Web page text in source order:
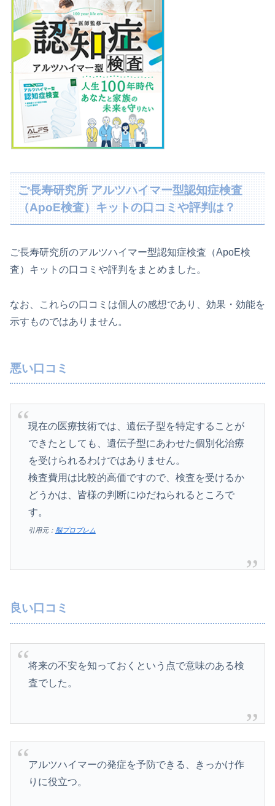
ご長寿研究所 アルツハイマー型認知症検査
（ApoE検査）キットの口コミや評判は？
ご長寿研究所のアルツハイマー型認知症検査（ApoE検
査）キットの口コミや評判をまとめました。
なお、これらの口コミは個人の感想であり、効果・効能を
示すものではありません。
悪い口コミ
現在の医療技術では、遺伝子型を特定することが
できたとしても、遺伝子型にあわせた個別化治療
を受けられるわけではありません。
検査費用は比較的高価ですので、検査を受けるか
どうかは、皆様の判断にゆだねられるところで
す。
引用元： 脳プロブレム
良い口コミ
将来の不安を知っておくという点で意味のある検
査でした。
アルツハイマーの発症を予防できる、きっかけ作
りに役立つ。